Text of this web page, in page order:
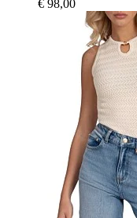
€ 98,00